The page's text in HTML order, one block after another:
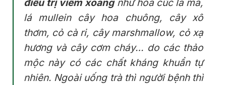
điều trị viêm xoangnhư hoa cúc la mã,
lá mullein cây hoa chuông, cây xô
thơm, cỏ cà ri, cây marshmallow, cỏ xạ
hương và cây cơm cháy… do các thảo
mộc này có các chất kháng khuẩn tự
nhiên. Ngoài uống trà thì người bệnh thì